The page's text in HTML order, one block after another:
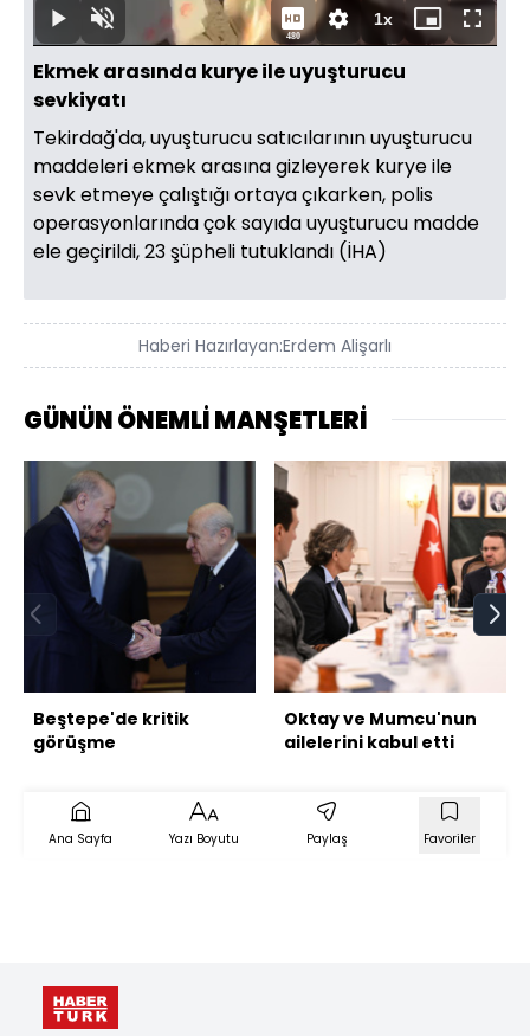
DuraklatSesi
Aç
Süre
480
1xOynatma
Hızı
Mini
oynatıcı
Tam
Ekran
Ekmek arasında kurye ile uyuşturucu
sevkiyatı
Tekirdağ'da, uyuşturucu satıcılarının uyuşturucu
maddeleri ekmek arasına gizleyerek kurye ile
sevk etmeye çalıştığı ortaya çıkarken, polis
operasyonlarında çok sayıda uyuşturucu madde
ele geçirildi, 23 şüpheli tutuklandı (İHA)
Haberi Hazırlayan:Erdem Alişarlı
GÜNÜN ÖNEMLİ MANŞETLERİ
Beştepe'de kritik
görüşme
Oktay ve Mumcu'nun
ailelerini kabul etti
Ana Sayfa Yazı Boyutu Paylaş Favoriler